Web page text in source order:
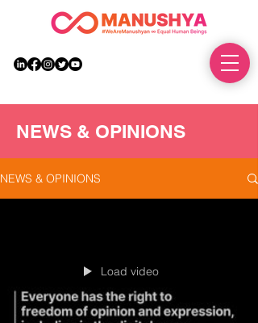
NEWS & OPINIONS
NEWS & OPINIONS
Load video